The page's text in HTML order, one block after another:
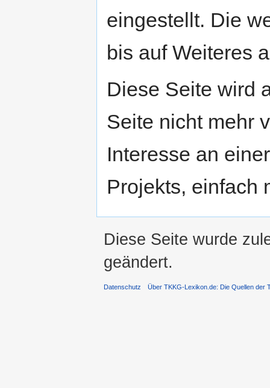
eingestellt. Die
bis auf Weiteres
Diese Seite wird
Seite nicht mehr
Interesse an
Projekts, einfach
Diese Seite wurde
geändert.
Datenschutz Über TKKG-Lexikon.de: Die Quellen der